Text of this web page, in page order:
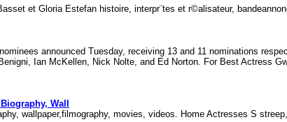
et Gloria Estefan histoire, interpr¨tes et r©alisateur,
announced Tuesday, receiving 13 and 11 nominations
Ian McKellen, Nick Nolte, and Ed Norton. For Best Actress
Wall
wallpaper,filmography, movies, videos. Home Actresses S